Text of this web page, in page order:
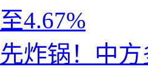
4.67%
炸锅！中